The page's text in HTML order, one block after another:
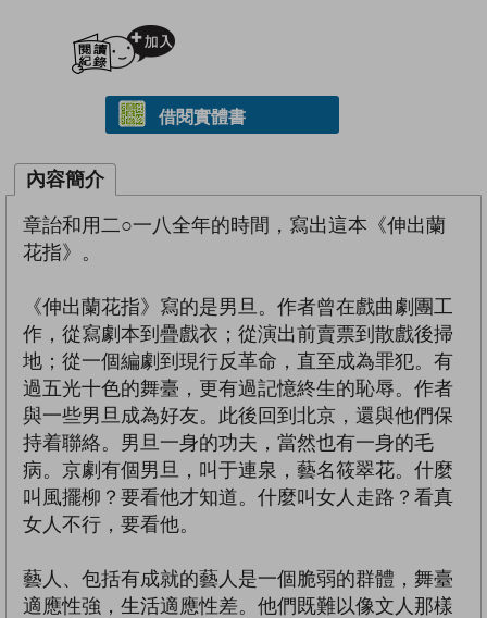
借閱實體書
內容簡介
章詒和用二○一八全年的時間，寫出這本《伸出蘭
花指》。
《伸出蘭花指》寫的是男旦。作者曾在戲曲劇團工
作，從寫劇本到疊戲衣；從演出前賣票到散戲後掃
地；從一個編劇到現行反革命，直至成為罪犯。有
過五光十色的舞臺，更有過記憶終生的恥辱。作者
與一些男旦成為好友。此後回到北京，還與他們保
持着聯絡。男旦一身的功夫，當然也有一身的毛
病。京劇有個男旦，叫于連泉，藝名筱翠花。什麼
叫風擺柳？要看他才知道。什麼叫女人走路？看真
女人不行，要看他。
藝人、包括有成就的藝人是一個脆弱的群體，舞臺
適應性強，生活適應性差。他們既難以像文人那樣